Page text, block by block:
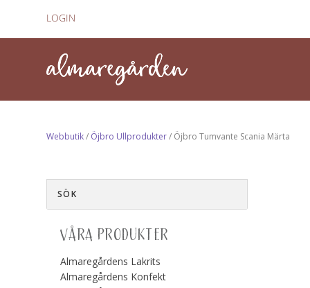
LOGIN
Webbutik/ Öjbro Ullprodukter/ Öjbro Tumvante Scania Märta
VÅRA PRODUKTER
Almaregårdens Lakrits
Almaregårdens Konfekt